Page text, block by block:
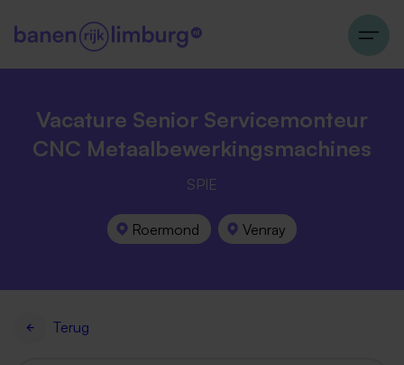
Vacature Senior Servicemonteur
CNC Metaalbewerkingsmachines
SPIE
Roermond Venray
Terug